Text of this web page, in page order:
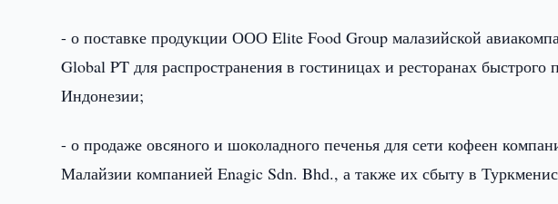
- о поставке продукции ООО Elite Food Group малазийской
Global PT для распространения в гостиницах и ресторанах
Индонезии;
- о продаже овсяного и шоколадного печенья для сети кофеен
Малайзии компанией Enagic Sdn. Bhd., а также их сбыту в